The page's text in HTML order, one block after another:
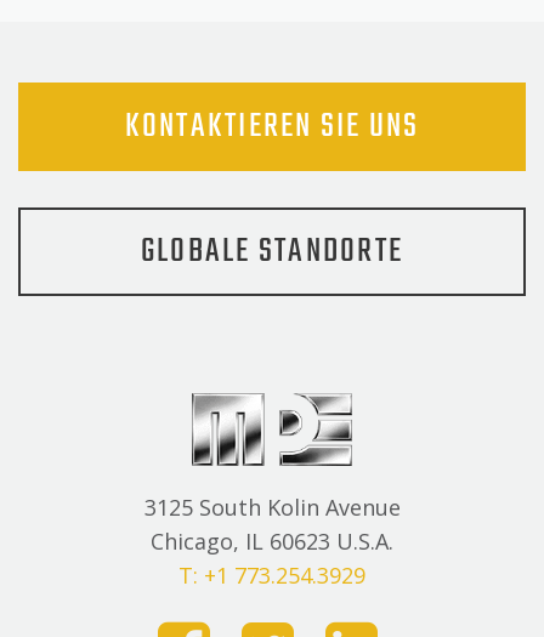
KONTAKTIEREN SIE UNS
GLOBALE STANDORTE
3125 South Kolin Avenue
Chicago, IL 60623 U.S.A.
T: +1 773.254.3929